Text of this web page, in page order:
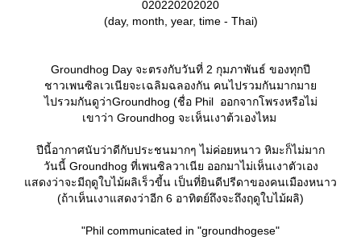
020220202020
(day, month, year, time - Thai)
Groundhog Day จะตรงกับวันที่ 2 กุมภาพันธ์ ของทุกปี
ชาวเพนซิลเวเนียจะเฉลิมฉลองกัน คนไปรวมกันมากมา
ไปรวมกันดูว่าGroundhog (ชื่อ Phil ออกจากโพรงหรือไม่
เขาว่า Groundhog จะเห็นเงาต้วเองไหม
ปีนี้อากาศนับว่าดีกับประชนมากๆ ไม่ค่อยหนาว หิมะก็ไม่มาก
วันนี้ Groundhog ที่เพนซิลวาเนีย ออกมาไม่เห็นเงาตัวเอง
สดงว่าจะมีฤดูใบไม้ผลิเร็วขี้น เป็นที่ยินดีปรีดาของคนเมืองหนาว
(ถ้าเห็นเงาแสดงว่าอีก 6 อาทิตย์ถึงจะถึงฤดูใบไม้ผลิ)
"Phil communicated in "groundhogese"